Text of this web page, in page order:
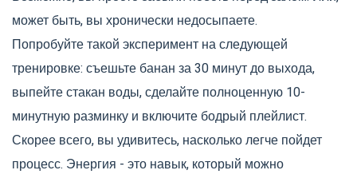
может быть, вы хронически недосыпаете.
Попробуйте такой эксперимент на следующей
тренировке: съешьте банан за 30 минут до выхода,
выпейте стакан воды, сделайте полноценную 10-
минутную разминку и включите бодрый плейлист.
Скорее всего, вы удивитесь, насколько легче пойдет
процесс. Энергия - это навык, который можно